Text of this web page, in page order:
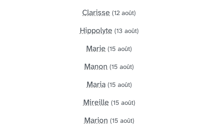
Clarisse (12 août)
Hippolyte (13 août)
Marie (15 août)
Manon (15 août)
Maria (15 août)
Mireille (15 août)
Marion (15 août)